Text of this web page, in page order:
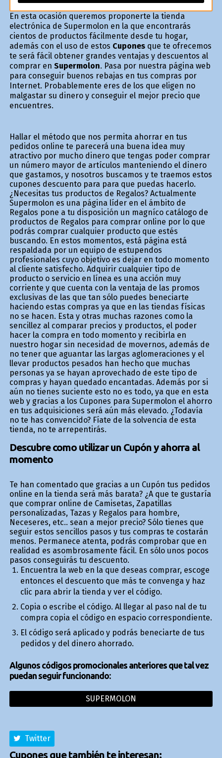
En esta ocasión queremos proponerte la tienda
electrónica de Supermolon en la que encontrarás
cientos de productos fácilmente desde tu hogar,
además con el uso de estos Cuponesque te ofrecemos
te será fácil obtener grandes ventajas y descuentos al
comprar en Supermolon. Pasa por nuestra página web
para conseguir buenos rebajas en tus compras por
Internet. Probablemente eres de los que eligen no
malgastar su dinero y conseguir el mejor precio que
encuentres.
Hallar el método que nos permita ahorrar en tus
pedidos online te parecerá una buena idea muy
atractivo por mucho dinero que tengas poder comprar
un número mayor de artículos manteniendo el dinero
que gastamos, y nosotros buscamos y te traemos estos
cupones descuento para para que puedas hacerlo.
¿Necesitas tus productos de Regalos? Actualmente
Supermolon es una página líder en el ámbito de
Regalos pone a tu disposición un magnífico catálogo de
productos de Regalos para comprar online por lo que
podrás comprar cualquier producto que estés
buscando. En estos momentos, está página está
respaldada por un equipo de estupendos
profesionales cuyo objetivo es dejar en todo momento
al cliente satisfecho. Adquirir cualquier tipo de
producto o servicio en línea es una acción muy
corriente y que cuenta con la ventaja de las promos
exclusivas de las que tan sólo puedes beneficiarte
haciendo estas compras ya que en las tiendas físicas
no se hacen. Esta y otras muchas razones como la
sencillez al comparar precios y productos, el poder
hacer la compra en todo momento y recibirla en
nuestro hogar sin necesidad de movernos, además de
no tener que aguantar las largas aglomeraciones y el
llevar productos pesados han hecho que muchas
personas ya se hayan aprovechado de este tipo de
compras y hayan quedado encantadas. Además por si
aún no tienes suficiente esto no es todo, ya que en esta
web y gracias a los Cupones para Supermolon el ahorro
en tus adquisiciones será aún más elevado. ¿Todavía
no te has convencido? Fíate de la solvencia de esta
tienda, no te arrepentirás.
Descubre como utilizar un Cupón y ahorra al
momento
Te han comentado que gracias a un Cupón tus pedidos
online en la tienda será más barata? ¿A que te gustaría
que comprar online de Camisetas, Zapatillas
personalizadas, Tazas y Regalos para hombre,
Neceseres, etc.. sean a mejor precio? Sólo tienes que
seguir estos sencillos pasos y tus compras te costarán
menos. Permanece atenta, podrás comprobar que en
realidad es asombrosamente fácil. En sólo unos pocos
pasos conseguirás tu descuento.
Encuentra la web en la que deseas comprar, escoge
entonces el descuento que más te convenga y haz
clic para abrir la tienda y ver el código.
Copia o escribe el código. Al llegar al paso final de tu
compra copia el código en espacio correspondiente.
El código será aplicado y podrás beneficiarte de tus
pedidos y del dinero ahorrado.
Algunos códigos promocionales anteriores que tal vez
puedan seguir funcionando:
SUPERMOLON
Twitter
Cupones que también te interesan: